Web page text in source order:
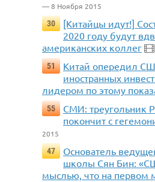
— 8 Ноября 2015
30
[Китайцы идут!]
2020 году будут
американских коллег
51
Китай опередил
иностранных
лидером по этому
55
СМИ: треугольник
покончит с
2015
47
Основатель
школы Сян Бин:
мыслью, что на первом